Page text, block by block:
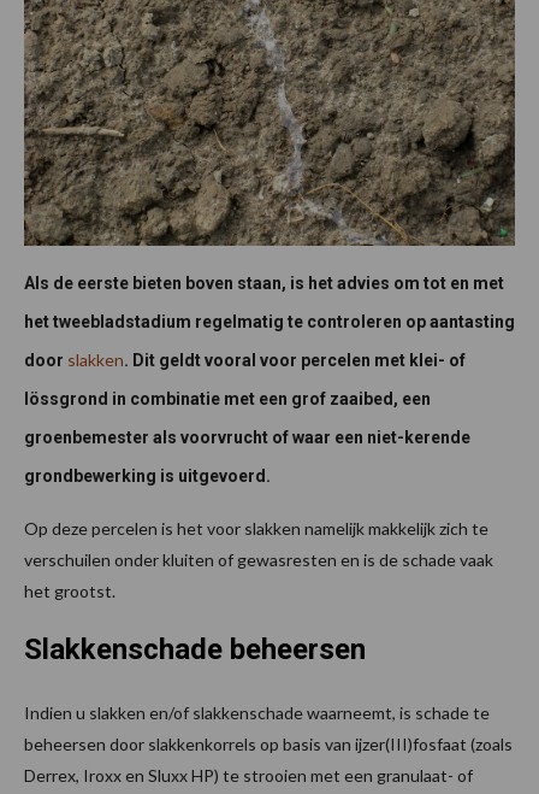
Als de eerste bieten boven staan, is het advies om tot en met
het tweebladstadium regelmatig te controleren op aantasting
door slakken. Dit geldt vooral voor percelen met klei- of
lössgrond in combinatie met een grof zaaibed, een
groenbemester als voorvrucht of waar een niet-kerende
grondbewerking is uitgevoerd.
Op deze percelen is het voor slakken namelijk makkelijk zich te
verschuilen onder kluiten of gewasresten en is de schade vaak
het grootst.
Slakkenschade beheersen
Indien u slakken en/of slakkenschade waarneemt, is schade te
beheersen door slakkenkorrels op basis van ijzer(III)fosfaat (zoals
Derrex, Iroxx en Sluxx HP) te strooien met een granulaat- of